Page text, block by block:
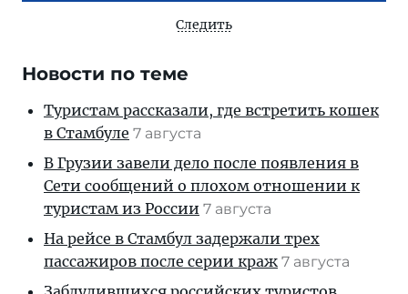
Следить
Новости по теме
Туристам рассказали, где встретить кошек
в Стамбуле 7 августа
В Грузии завели дело после появления в
Сети сообщений о плохом отношении к
туристам из России 7 августа
На рейсе в Стамбул задержали трех
пассажиров после серии краж 7 августа